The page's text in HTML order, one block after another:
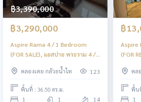
฿3,390,000
฿3,290,000
Aspire Rama 4 / 1 Bedroom
(FOR SALE), แอสปาย พระราม 4 /
1 ห้องนอน (ขาย) JSMN265
คลองเตย กล้วยน้ำไท
123
พื้นที่ : 36.50 ตร.ม.
1 1 14
฿
Aspire
(FOR
1 ห้อง
คล
พื้น
1